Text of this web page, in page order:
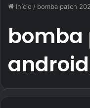
Início / bomba patch
bomba